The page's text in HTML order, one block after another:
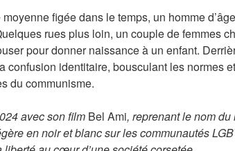
figée dans le temps, un homme
rues plus loin, un couple de femmes
pour donner naissance à un enfant.
confusion identitaire, bousculant les normes
du communisme.
avec son film Bel Ami, reprenant le nom
en noir et blanc sur les communautés